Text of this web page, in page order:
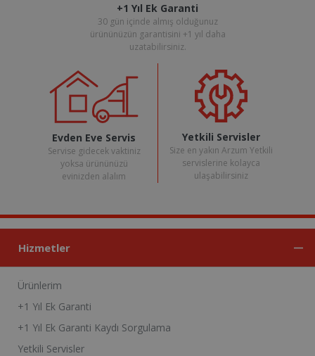
+1 Yıl Ek Garanti
30 gün içinde almış olduğunuz
ürününüzün garantisini +1 yıl daha
uzatabilirsiniz.
Evden Eve Servis
Servise gidecek vaktiniz
yoksa ürününüzü
evinizden alalım
Yetkili Servisler
Size en yakın Arzum Yetkili
servislerine kolayca
ulaşabilirsiniz
Hizmetler
Ürünlerim
+1 Yıl Ek Garanti
+1 Yıl Ek Garanti Kaydı Sorgulama
Yetkili Servisler